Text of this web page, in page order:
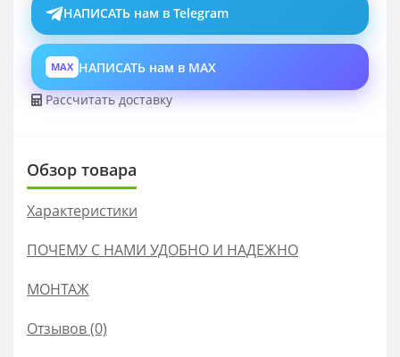
НАПИСАТЬ нам в Telegram
MAX НАПИСАТЬ нам в MAX
Рассчитать доставку
Обзор товара
Характеристики
ПОЧЕМУ С НАМИ УДОБНО И НАДЕЖНО
МОНТАЖ
Отзывов (0)